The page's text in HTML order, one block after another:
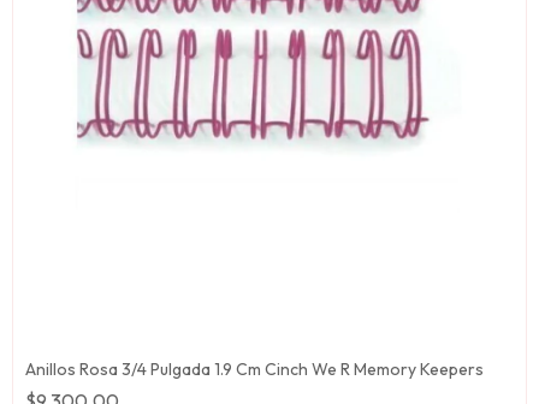
Anillos Rosa 3/4 Pulgada 1.9 Cm Cinch We R Memory Keepers